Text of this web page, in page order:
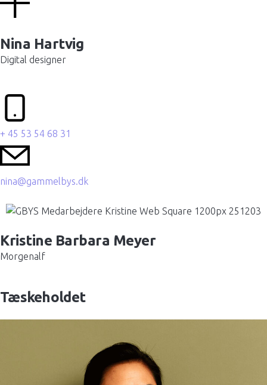
Nina Hartvig
Digital designer
+ 45 53 54 68 31
nina@gammelbys.dk
Kristine Barbara Meyer
Morgenalf
Tæskeholdet